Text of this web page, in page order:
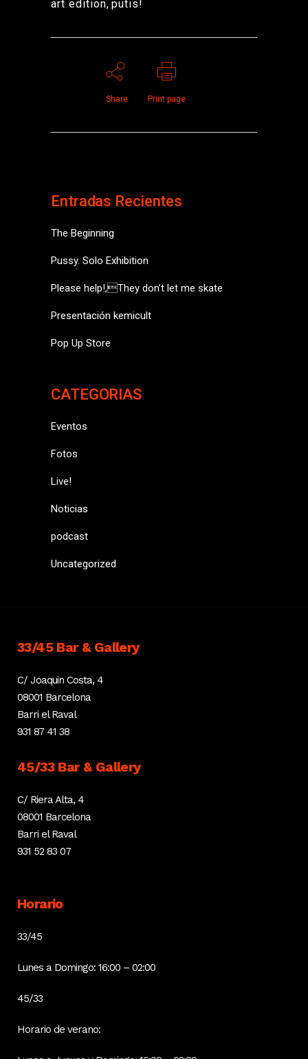
art edition, putis!
Share Print page
Entradas Recientes
The Beginning
Pussy. Solo Exhibition
Please help!,They don’t let me skate
Presentación kemicult
Pop Up Store
CATEGORIAS
Eventos
Fotos
Live!
Noticias
podcast
Uncategorized
33/45 Bar & Gallery
C/ Joaquin Costa, 4
08001 Barcelona
Barri el Raval
931 87 41 38
45/33 Bar & Gallery
C/ Riera Alta, 4
08001 Barcelona
Barri el Raval
931 52 83 07
Horario
33/45
Lunes a Domingo: 16:00 – 02:00
45/33
Horario de verano: